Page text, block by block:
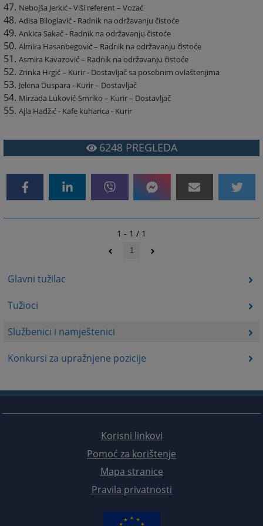
Glavni tužilac
Tužioci
Službenici i namještenici
Konkursi za upražnjene pozicije
Nebojša Jerkić - Viši referent – Vozač
Adisa Biloglavić - Radnik na održavanju čistoće
Ankica Sakač - Radnik na održavanju čistoće
Almira Hasanbegović – Radnik na održavanju čistoće
Asmira Kavazović – Radnik na održavanju čistoće
Zrinka Hrgić – Kurir - Dostavljač sa posebnim ovlaštenjima
Jelena Duspara - Kurir – Dostavljač
Mirzada Luković-Smriko – Kurir – Dostavljač
Ajla Hadžić - Kafe kuharica - Kurir
6248PREGLEDA
1 - 1 / 1
1
Korisni linkovi
Pomoć za korištenje
Mapa stranice
Pravila privatnosti